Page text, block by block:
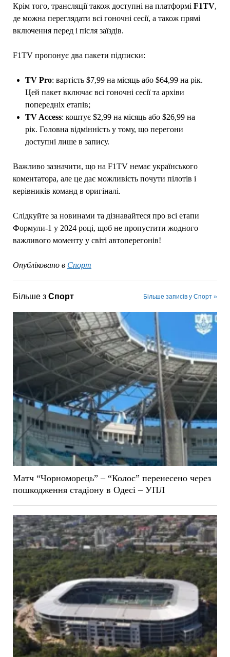
Крім того, трансляції також доступні на платформі F1TV,
де можна переглядати всі гоночні сесії, а також прямі
включення перед і після заїздів.
F1TV пропонує два пакети підписки:
TV Pro: вартість $7,99 на місяць або $64,99 на рік.
Цей пакет включає всі гоночні сесії та архіви
попередніх етапів;
TV Access: коштує $2,99 на місяць або $26,99 на
рік. Головна відмінність у тому, що перегони
доступні лише в запису.
Важливо зазначити, що на F1TV немає українського
коментатора, але це дає можливість почути пілотів і
керівників команд в оригіналі.
Слідкуйте за новинами та дізнавайтеся про всі етапи
Формули-1 у 2024 році, щоб не пропустити жодного
важливого моменту у світі автоперегонів!
Опубліковано в Спорт
Більше з Спорт Більше записів у Спорт »
Матч “Чорноморець” – “Колос” перенесено через
пошкодження стадіону в Одесі – УПЛ